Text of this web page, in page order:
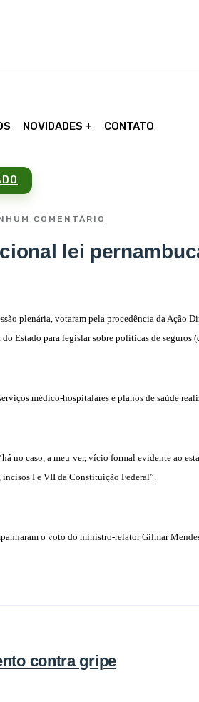
NOVIDADES CONTATO
COMENTÁRIO
lei
plenária, votaram pela procedência da
Estado para legislar sobre políticas de
médico-hospitalares e planos de saúde
no caso, a meu ver, vício formal evidente ao
I e VII da Constituição Federal”.
o voto do ministro-relator Gilmar
contra gripe